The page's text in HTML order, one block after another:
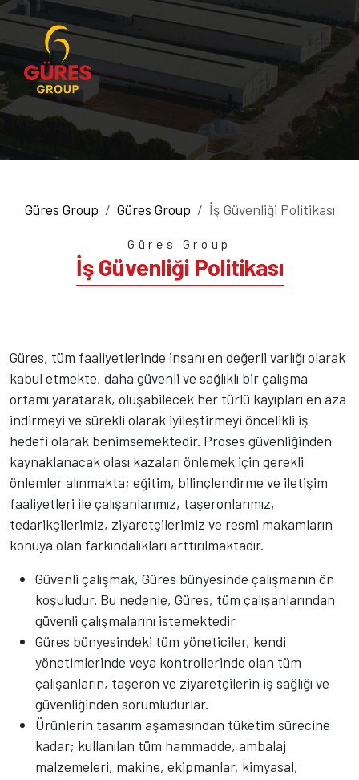
Güres Group Güres Group İş Güvenliği Politikası
Güres Group
İş Güvenliği Politikası
Güres, tüm faaliyetlerinde insanı en değerli varlığı olarak
kabul etmekte, daha güvenli ve sağlıklı bir çalışma
ortamı yaratarak, oluşabilecek her türlü kayıpları en aza
indirmeyi ve sürekli olarak iyileştirmeyi öncelikli iş
hedefi olarak benimsemektedir. Proses güvenliğinden
kaynaklanacak olası kazaları önlemek için gerekli
önlemler alınmakta; eğitim, bilinçlendirme ve iletişim
faaliyetleri ile çalışanlarımız, taşeronlarımız,
tedarikçilerimiz, ziyaretçilerimiz ve resmi makamların
konuya olan farkındalıkları arttırılmaktadır.
Güvenli çalışmak, Güres bünyesinde çalışmanın ön
koşuludur. Bu nedenle, Güres, tüm çalışanlarından
güvenli çalışmalarını istemektedir
Güres bünyesindeki tüm yöneticiler, kendi
yönetimlerinde veya kontrollerinde olan tüm
çalışanların, taşeron ve ziyaretçilerin iş sağlığı ve
güvenliğinden sorumludurlar.
Ürünlerin tasarım aşamasından tüketim sürecine
kadar; kullanılan tüm hammadde, ambalaj
malzemeleri, makine, ekipmanlar, kimyasal,